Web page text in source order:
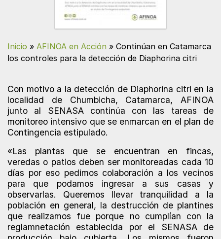
Inicio » AFINOA en Acción » Continúan en Catamarca
los controles para la detección de Diaphorina citri
Con motivo a la detección de Diaphorina citri en la
localidad de Chumbicha, Catamarca, AFINOA
junto al SENASA continúa con las tareas de
monitoreo intensivo que se enmarcan en el plan de
Contingencia estipulado.
«Las plantas que se encuentran en fincas,
veredas o patios deben ser monitoreadas cada 10
días por eso pedimos colaboración a los vecinos
para que podamos ingresar a sus casas y
observarlas. Queremos llevar tranquilidad a la
población en general, la destrucción de plantines
que realizamos fue porque no cumplían con la
reglamnetación establecida por el SENASA de